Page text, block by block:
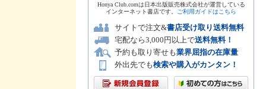
Honya Club.comは日本出版販売株式会社が運営している
インターネット書店です。
ご利用ガイドはこちら
サイトで注文&書店受け取り送料無料
宅配なら3,000円以上で送料無料！
予約も取り寄せも業界屈指の在庫量
外出先でも検索や購入がカンタン！